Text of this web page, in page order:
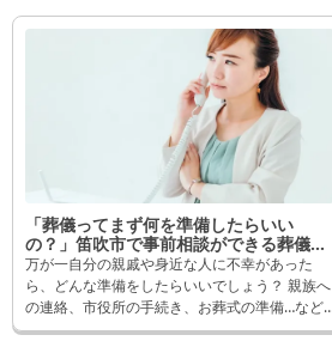
「葬儀ってまず何を準備したらいい
の？」笛吹市で事前相談ができる葬儀社
を紹介！
万が一自分の親戚や身近な人に不幸があった
ら、どんな準備をしたらいいでしょう？ 親族へ
の連絡、市役所の手続き、お葬式の準備…など
わからないことだらけだと思います。 ほとんど